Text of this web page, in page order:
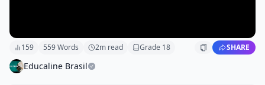
159 559Words 2m read Grade 18 SHARE
Educaline Brasil